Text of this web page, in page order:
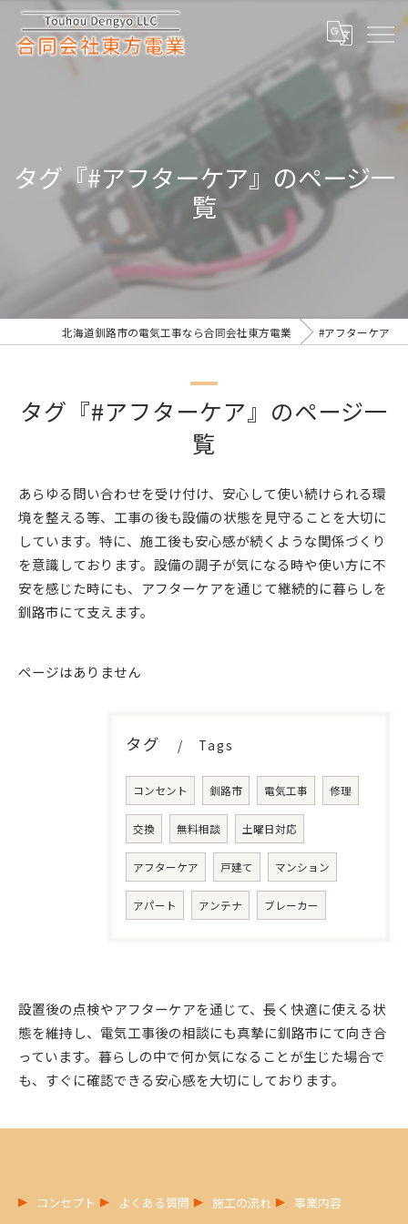
タグ『#アフターケア』のページ一
覧
北海道釧路市の電気工事なら合同会社東方電業 #アフターケア
タグ『#アフターケア』のページ一
覧
あらゆる問い合わせを受け付け、安心して使い続けられる環
境を整える等、工事の後も設備の状態を見守ることを大切に
しています。特に、施工後も安心感が続くような関係づくり
を意識しております。設備の調子が気になる時や使い方に不
安を感じた時にも、アフターケアを通じて継続的に暮らしを
釧路市にて支えます。
ページはありません
タグ Tags
コンセント 釧路市 電気工事 修理
交換 無料相談 土曜日対応
アフターケア 戸建て マンション
アパート アンテナ ブレーカー
設置後の点検やアフターケアを通じて、長く快適に使える状
態を維持し、電気工事後の相談にも真摯に釧路市にて向き合
っています。暮らしの中で何か気になることが生じた場合で
も、すぐに確認できる安心感を大切にしております。
コンセプト よくある質問 施工の流れ 事業内容